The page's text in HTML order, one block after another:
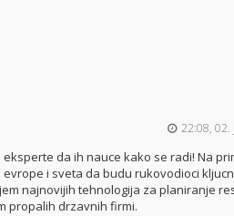
22:08, 02.
da ih nauce kako se radi! Na
i sveta da budu rukovodioci
najnovijih tehnologija za planiranje
propalih drzavnih firmi.